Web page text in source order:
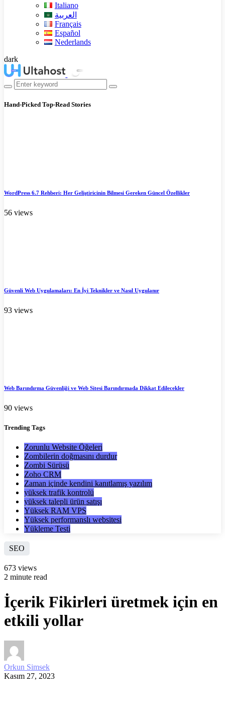
Italiano
العربية
Français
Español
Nederlands
dark
Hand-Picked Top-Read Stories
WordPress 6.7 Rehberi: Her Geliştiricinin Bilmesi Gereken Güncel Özellikler
56 views
Güvenli Web Uygulamaları: En İyi Teknikler ve Nasıl Uygulanır
93 views
Web Barındırma Güvenliği ve Web Sitesi Barındırmada Dikkat Edilecekler
90 views
Trending Tags
Zorunlu Website Öğeleri
Zombilerin doğmasını durdur
Zombi Sürüsü
Zoho CRM
Zaman içinde kendini kanıtlamış yazılım
yüksek trafik kontrolü
yüksek talepli ürün satışı
Yüksek RAM VPS
Yüksek performanslı websitesi
Yükleme Testi
SEO
673 views
2 minute read
İçerik Fikirleri üretmek için en
etkili yollar
Orkun Simsek
Kasım 27, 2023